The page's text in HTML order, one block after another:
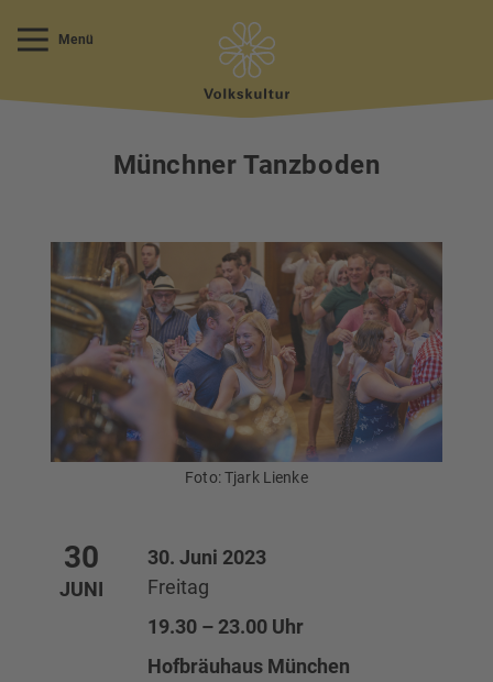
Menü
Münchner Tanzboden
Foto: Tjark Lienke
30
JUNI
30. Juni 2023
Freitag
19.30 – 23.00 Uhr
Hofbräuhaus München